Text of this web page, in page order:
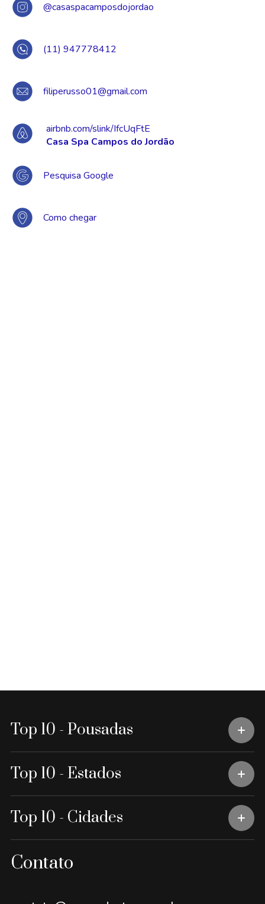
@casaspacamposdojordao
(11) 947778412
filiperusso01@gmail.com
airbnb.com/slink/IfcUqFtE
Casa Spa Campos do Jordão
Pesquisa Google
Como chegar
Top 10 - Pousadas
Top 10 - Estados
Top 10 - Cidades
Contato